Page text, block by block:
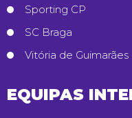
Sporting CP
SC Braga
Vitória de Guimarães
EQUIPAS